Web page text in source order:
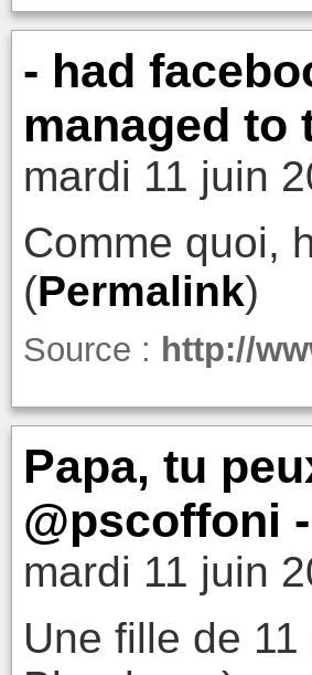
- had
managed to
mardi 11 juin
Comme quoi,
(Permalink)
Source : http://
Papa, tu
@pscoffoni
mardi 11 juin
Une fille de